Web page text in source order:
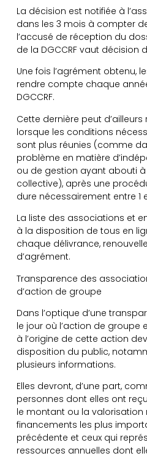
La décision est notifiée à
dans les 3 mois à compter
l’accusé de réception du
de la DGCCRF vaut décision
Une fois l’agrément obtenu,
rendre compte chaque
DGCCRF.
Cette dernière peut
lorsque les conditions
sont plus réunies (comme
problème en matière
ou de gestion ayant abouti
collective), après une
dure nécessairement entre 1
La liste des associations et
à la disposition de tous en
chaque délivrance,
d’agrément.
Transparence des
d’action de groupe
Dans l’optique d’une
le jour où l’action de groupe
à l’origine de cette action
disposition du public,
plusieurs informations.
Elles devront, d’une part,
personnes dont elles ont
le montant ou la valorisation
financements les plus
précédente et ceux qui
ressources annuelles dont